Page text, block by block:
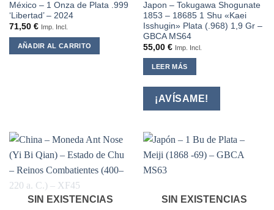
México – 1 Onza de Plata .999
‘Libertad’ – 2024
71,50 € Imp. Incl.
AÑADIR AL CARRITO
Japon – Tokugawa Shogunate
1853 – 18685 1 Shu «Kaei
Isshugin» Plata (.968) 1,9 Gr –
GBCA MS64
55,00 € Imp. Incl.
LEER MÁS
¡AVÍSAME!
SIN EXISTENCIAS SIN EXISTENCIAS